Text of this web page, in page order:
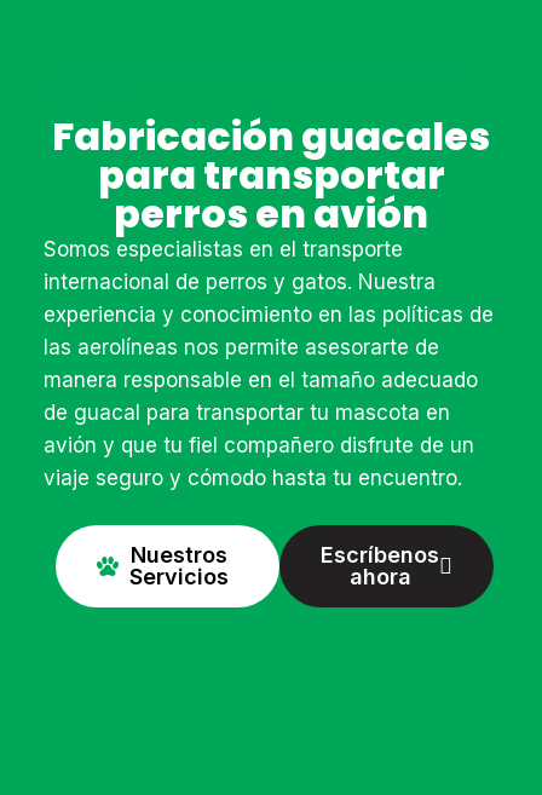
Fabricación guacales
para transportar
perros en avión
Somos especialistas en el transporte
internacional de perros y gatos. Nuestra
experiencia y conocimiento en las políticas de
las aerolíneas nos permite asesorarte de
manera responsable en el tamaño adecuado
de guacal para transportar tu mascota en
avión y que tu fiel compañero disfrute de un
viaje seguro y cómodo hasta tu encuentro.
Nuestros
Servicios
Escríbenos
ahora